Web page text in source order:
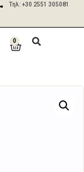
Aποστολές σε 2-
Τηλ: +30 2551 305081
0